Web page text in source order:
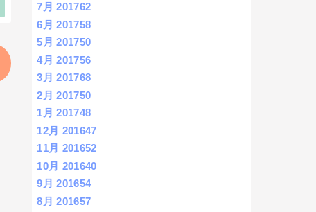
7月 201762
6月 201758
5月 201750
4月 201756
3月 201768
2月 201750
1月 201748
12月 201647
11月 201652
10月 201640
9月 201654
8月 201657